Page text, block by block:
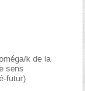
k de la
sens
futur)